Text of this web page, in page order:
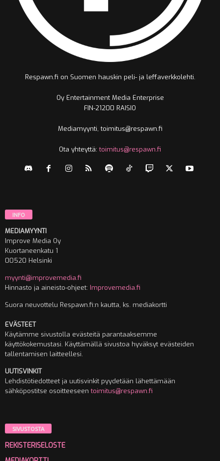
Respawn.fi on Suomen hauskin peli- ja leffaverkkolehti.
Oy Entertainment Media Enterprise
FIN-21200 RAISIO
Mediamyynti, toimitus@respawn.fi
Ota yhteyttä:toimitus@respawn.fi
INFO
MEDIAMYYNTI
Improve Media Oy
Kuortaneenkatu 1
00520 Helsinki
myynti@improvemedia.fi
Hinnasto ja aineisto-ohjeet: Improvemedia.fi
Suora neuvottelu Respawn.fi:n kautta, ks. mediakortti
EVÄSTEET
Käytämme sivustolla evästeitä parantaaksemme
käyttökokemustasi. Käyttämällä sivustoa hyväksyt evästeiden
tallentamisen laitteellesi.
UUTISVINKIT
Lehdistötiedotteet ja uutisvinkit pyydetään lähettämään
sähköpostitse osoitteeseentoimitus@respawn.fi
SIVUSTOSTA
REKISTERISELOSTE